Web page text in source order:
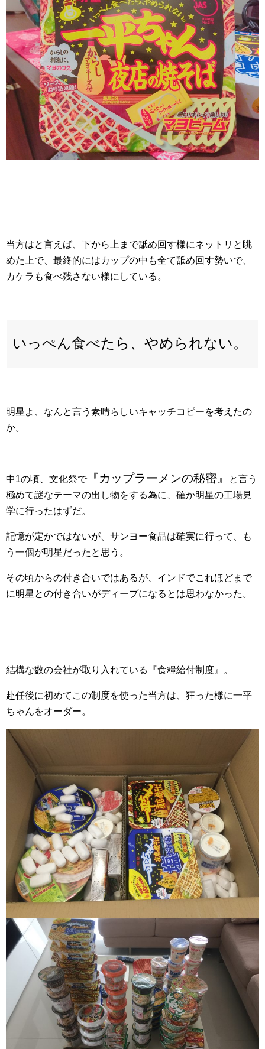
当方はと言えば、下から上まで舐め回す様にネットリと眺
めた上で、最終的にはカップの中も全て舐め回す勢いで、
カケラも食べ残さない様にしている。
いっぺん食べたら、やめられない。
明星よ、なんと言う素晴らしいキャッチコピーを考えたの
か。
中1の頃、文化祭で『カップラーメンの秘密』
と言う
極めて謎なテーマの出し物をする為に、確か明星の工場見
学に行ったはずだ。
記憶が定かではないが、サンヨー食品は確実に行って、も
う一個が明星だったと思う。
その頃からの付き合いではあるが、インドでこれほどまで
に明星との付き合いがディープになるとは思わなかった。
結構な数の会社が取り入れている『食糧給付制度』。
赴任後に初めてこの制度を使った当方は、狂った様に一平
ちゃんをオーダー。